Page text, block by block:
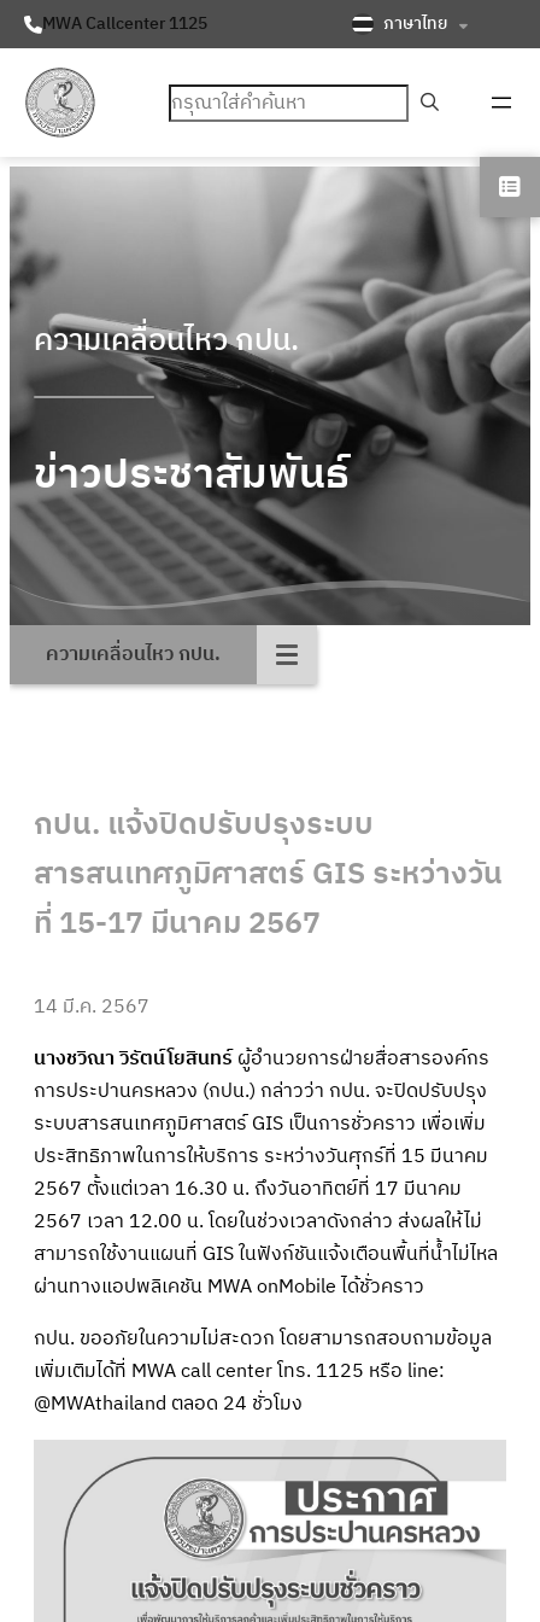
MWA Callcenter 1125 ภาษาไทย
ค้นหา
ความเคลื่อนไหว กปน.
ข่าวประชาสัมพันธ์
ความเคลื่อนไหว กปน.
กปน. แจ้งปิดปรับปรุงระบบ
สารสนเทศภูมิศาสตร์ GIS ระหว่างวัน
ที่ 15-17 มีนาคม 2567
14 มี.ค. 2567
นางชวิณา วิรัตน์โยสินทร์ผู้อำนวยการฝ่ายสื่อสารองค์กร
การประปานครหลวง (กปน.) กล่าวว่า กปน. จะปิดปรับปรุง
ระบบสารสนเทศภูมิศาสตร์ GIS เป็นการชั่วคราว เพื่อเพิ่ม
ประสิทธิภาพในการให้บริการ ระหว่างวันศุกร์ที่ 15 มีนาคม
2567 ตั้งแต่เวลา 16.30 น. ถึงวันอาทิตย์ที่ 17 มีนาคม
2567 เวลา 12.00 น. โดยในช่วงเวลาดังกล่าว ส่งผลให้ไม่
สามารถใช้งานแผนที่ GIS ในฟังก์ชันแจ้งเตือนพื้นที่น้ำไม่ไหล
ผ่านทางแอปพลิเคชัน MWA onMobile ได้ชั่วคราว
กปน. ขออภัยในความไม่สะดวก โดยสามารถสอบถามข้อมูล
เพิ่มเติมได้ที่ MWA call center โทร. 1125 หรือ line:
@MWAthailand ตลอด 24 ชั่วโมง